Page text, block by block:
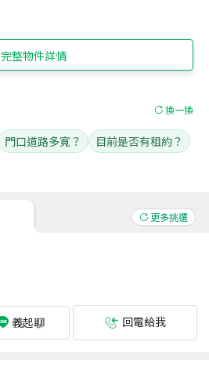
完整物件詳情
更多挑選
義起聊 回電給我
換一換
門口道路多寬？
目前是否有租約？